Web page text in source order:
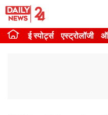
Skip
contentई स्पोर्ट्स एस्ट्रोलॉजी